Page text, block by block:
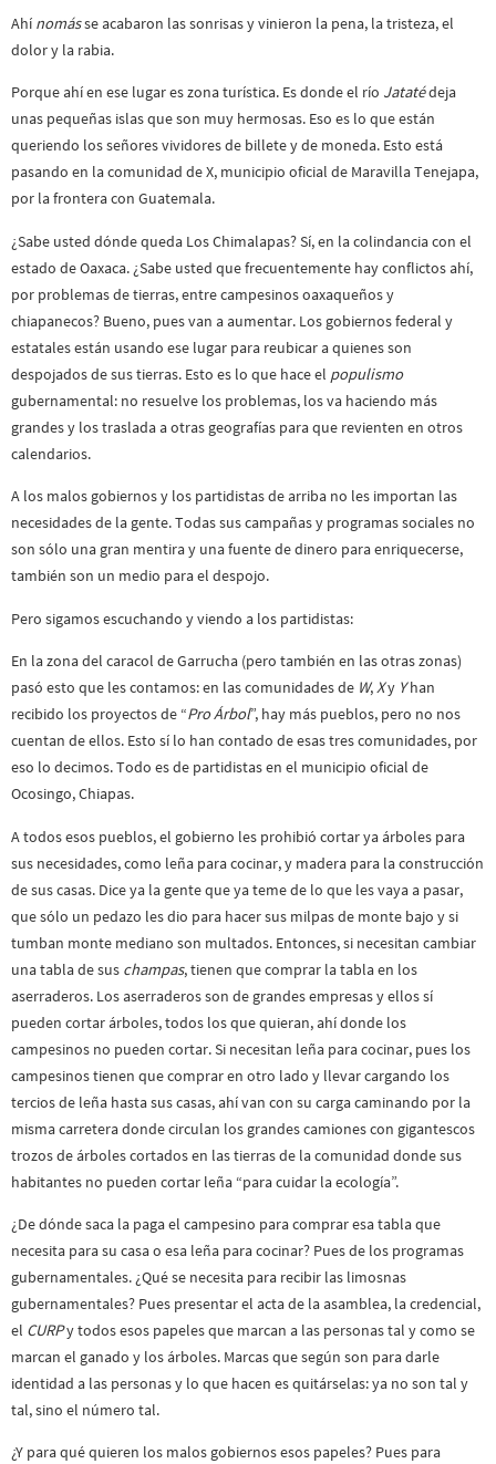
Ahí nomásse acabaron las sonrisas y vinieron la pena, la tristeza, el
dolor y la rabia.
Porque ahí en ese lugar es zona turística. Es donde el río Jatatédeja
unas pequeñas islas que son muy hermosas. Eso es lo que están
queriendo los señores vividores de billete y de moneda. Esto está
pasando en la comunidad de X, municipio oficial de Maravilla Tenejapa,
por la frontera con Guatemala.
¿Sabe usted dónde queda Los Chimalapas? Sí, en la colindancia con el
estado de Oaxaca. ¿Sabe usted que frecuentemente hay conflictos ahí,
por problemas de tierras, entre campesinos oaxaqueños y
chiapanecos? Bueno, pues van a aumentar. Los gobiernos federal y
estatales están usando ese lugar para reubicar a quienes son
despojados de sus tierras. Esto es lo que hace el populismo
gubernamental: no resuelve los problemas, los va haciendo más
grandes y los traslada a otras geografías para que revienten en otros
calendarios.
A los malos gobiernos y los partidistas de arriba no les importan las
necesidades de la gente. Todas sus campañas y programas sociales no
son sólo una gran mentira y una fuente de dinero para enriquecerse,
también son un medio para el despojo.
Pero sigamos escuchando y viendo a los partidistas:
En la zona del caracol de Garrucha (pero también en las otras zonas)
pasó esto que les contamos: en las comunidades de W,Xy Yhan
recibido los proyectos de “Pro Árbol”, hay más pueblos, pero no nos
cuentan de ellos. Esto sí lo han contado de esas tres comunidades, por
eso lo decimos. Todo es de partidistas en el municipio oficial de
Ocosingo, Chiapas.
A todos esos pueblos, el gobierno les prohibió cortar ya árboles para
sus necesidades, como leña para cocinar, y madera para la construcción
de sus casas. Dice ya la gente que ya teme de lo que les vaya a pasar,
que sólo un pedazo les dio para hacer sus milpas de monte bajo y si
tumban monte mediano son multados. Entonces, si necesitan cambiar
una tabla de sus champas, tienen que comprar la tabla en los
aserraderos. Los aserraderos son de grandes empresas y ellos sí
pueden cortar árboles, todos los que quieran, ahí donde los
campesinos no pueden cortar. Si necesitan leña para cocinar, pues los
campesinos tienen que comprar en otro lado y llevar cargando los
tercios de leña hasta sus casas, ahí van con su carga caminando por la
misma carretera donde circulan los grandes camiones con gigantescos
trozos de árboles cortados en las tierras de la comunidad donde sus
habitantes no pueden cortar leña “para cuidar la ecología”.
¿De dónde saca la paga el campesino para comprar esa tabla que
necesita para su casa o esa leña para cocinar? Pues de los programas
gubernamentales. ¿Qué se necesita para recibir las limosnas
gubernamentales? Pues presentar el acta de la asamblea, la credencial,
el CURPy todos esos papeles que marcan a las personas tal y como se
marcan el ganado y los árboles. Marcas que según son para darle
identidad a las personas y lo que hacen es quitárselas: ya no son tal y
tal, sino el número tal.
¿Y para qué quieren los malos gobiernos esos papeles? Pues para